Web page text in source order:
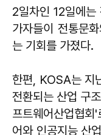
2일차인 12일에는
가자들이 전통문
는 기회를 가졌다.
한편, KOSA는 지
전환되는 산업 구
프트웨어산업협회
어와 인공지능 산